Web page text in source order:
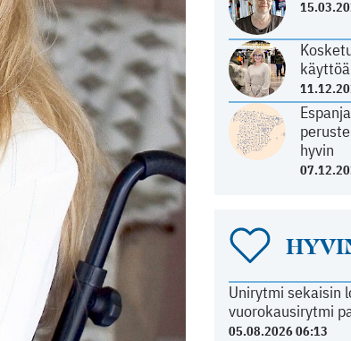
hyvin
Unirytmi sekaisin
vuorokausirytmi
05.08.2026 06:13